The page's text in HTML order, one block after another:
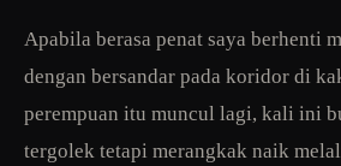
Apabila berasa penat saya berhenti
dengan bersandar pada koridor di
perempuan itu muncul lagi, kali ini
tergolek tetapi merangkak naik